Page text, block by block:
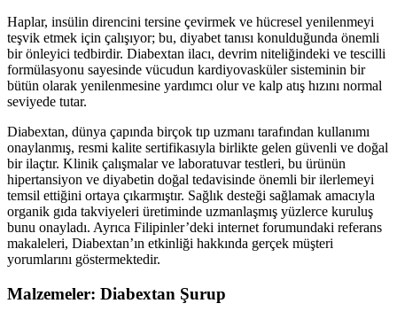
Haplar, insülin direncini tersine çevirmek ve hücresel yenilenmeyi
teşvik etmek için çalışıyor; bu, diyabet tanısı konulduğunda önemli
bir önleyici tedbirdir. Diabextan ilacı, devrim niteliğindeki ve tescilli
formülasyonu sayesinde vücudun kardiyovasküler sisteminin bir
bütün olarak yenilenmesine yardımcı olur ve kalp atış hızını normal
seviyede tutar.
Diabextan, dünya çapında birçok tıp uzmanı tarafından kullanımı
onaylanmış, resmi kalite sertifikasıyla birlikte gelen güvenli ve doğal
bir ilaçtır. Klinik çalışmalar ve laboratuvar testleri, bu ürünün
hipertansiyon ve diyabetin doğal tedavisinde önemli bir ilerlemeyi
temsil ettiğini ortaya çıkarmıştır. Sağlık desteği sağlamak amacıyla
organik gıda takviyeleri üretiminde uzmanlaşmış yüzlerce kuruluş
bunu onayladı. Ayrıca Filipinler’deki internet forumundaki referans
makaleleri, Diabextan’ın etkinliği hakkında gerçek müşteri
yorumlarını göstermektedir.
Malzemeler: Diabextan Şurup